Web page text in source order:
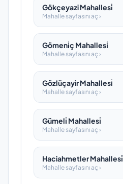
Gökçeyazi Mahallesi̇
Mahalle sayfasını aç ›
Gömeni̇ç Mahallesi̇
Mahalle sayfasını aç ›
Gözlüçayir Mahallesi̇
Mahalle sayfasını aç ›
Gümeli̇ Mahallesi̇
Mahalle sayfasını aç ›
Haciahmetler Mahallesi̇
Mahalle sayfasını aç ›